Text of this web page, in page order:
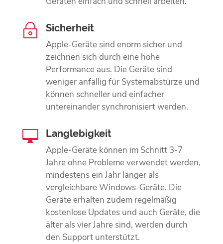
~ Sicherheit
Apple-Geräte sind enorm sicher und
zeichnen sich durch eine hohe
Performance aus. Die Geräte sind
weniger anfällig für Systemabstürze und
können schneller und einfacher
untereinander synchronisiert werden.
 Langlebigkeit
Apple-Geräte können im Schnitt 3-7
Jahre ohne Probleme verwendet werden,
mindestens ein Jahr länger als
vergleichbare Windows-Geräte. Die
Geräte erhalten zudem regelmäßig
kostenlose Updates und auch Geräte, die
älter als vier Jahre sind, werden durch
den Support unterstützt.